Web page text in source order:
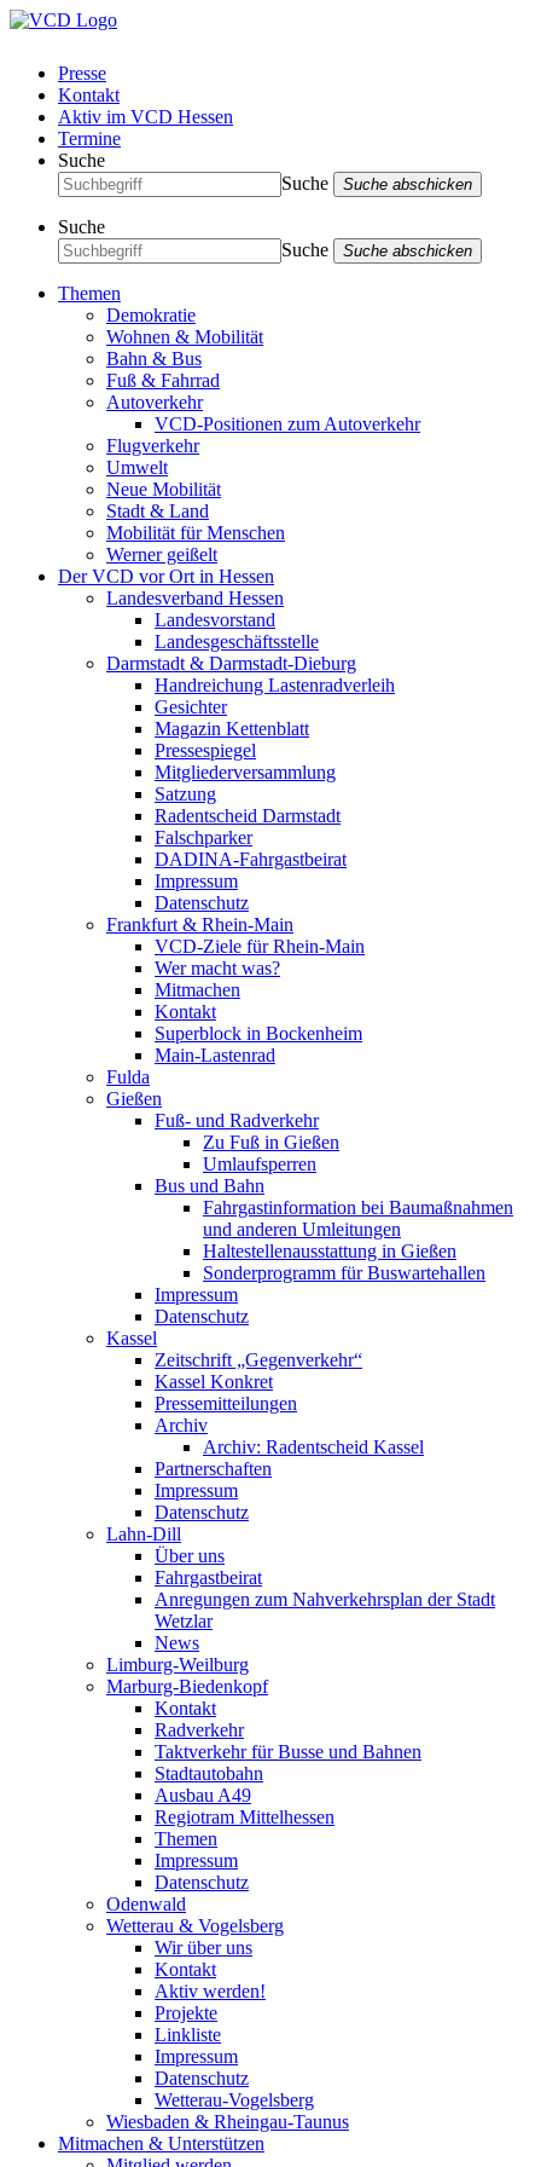
Presse
Kontakt
Aktiv im VCD Hessen
Termine
Suche
Suche
Suche abschicken
Suche
Suche
Suche abschicken
Themen
Demokratie
Wohnen & Mobilität
Bahn & Bus
Fuß & Fahrrad
Autoverkehr
VCD-Positionen zum Autoverkehr
Flugverkehr
Umwelt
Neue Mobilität
Stadt & Land
Mobilität für Menschen
Werner geißelt
Der VCD vor Ort in Hessen
Landesverband Hessen
Landesvorstand
Landesgeschäftsstelle
Darmstadt & Darmstadt-Dieburg
Handreichung Lastenradverleih
Gesichter
Magazin Kettenblatt
Pressespiegel
Mitgliederversammlung
Satzung
Radentscheid Darmstadt
Falschparker
DADINA-Fahrgastbeirat
Impressum
Datenschutz
Frankfurt & Rhein-Main
VCD-Ziele für Rhein-Main
Wer macht was?
Mitmachen
Kontakt
Superblock in Bockenheim
Main-Lastenrad
Fulda
Gießen
Fuß- und Radverkehr
Zu Fuß in Gießen
Umlaufsperren
Bus und Bahn
Fahrgastinformation bei Baumaßnahmen
und anderen Umleitungen
Haltestellenausstattung in Gießen
Sonderprogramm für Buswartehallen
Impressum
Datenschutz
Kassel
Zeitschrift „Gegenverkehr“
Kassel Konkret
Pressemitteilungen
Archiv
Archiv: Radentscheid Kassel
Partnerschaften
Impressum
Datenschutz
Lahn-Dill
Über uns
Fahrgastbeirat
Anregungen zum Nahverkehrsplan der Stadt
Wetzlar
News
Limburg-Weilburg
Marburg-Biedenkopf
Kontakt
Radverkehr
Taktverkehr für Busse und Bahnen
Stadtautobahn
Ausbau A49
Regiotram Mittelhessen
Themen
Impressum
Datenschutz
Odenwald
Wetterau & Vogelsberg
Wir über uns
Kontakt
Aktiv werden!
Projekte
Linkliste
Impressum
Datenschutz
Wetterau-Vogelsberg
Wiesbaden & Rheingau-Taunus
Mitmachen & Unterstützen